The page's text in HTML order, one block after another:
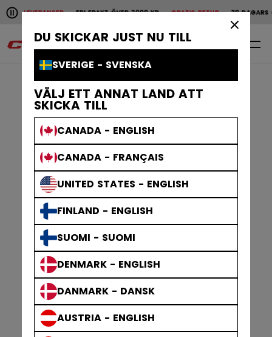
DU SKICKAR JUST NU TILL
SVERIGE - SVENSKA
VÄLJ ETT ANNAT LAND ATT
SKICKA TILL
CANADA - ENGLISH
CANADA - FRANÇAIS
UNITED STATES - ENGLISH
FINLAND - ENGLISH
SUOMI - SUOMI
DENMARK - ENGLISH
DANMARK - DANSK
AUSTRIA - ENGLISH
Pause the horizontal scroll animation.
LEVERANSERFRI FRAKT ÖVER 2000 KRGRATIS RETUR30 DAGARS
Snabba leveranser Fri frakt över 2000 kr
0